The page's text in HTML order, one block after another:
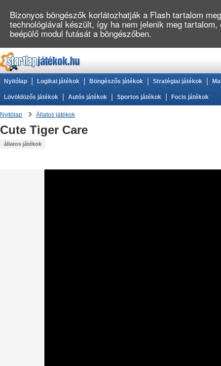
Nyitólap Logikai játékok Böngészős játékok Stratégiai játékok
Lövöldözős játékok Autós játékok Sportos játékok Focis játékok
Nyitólap Állatos játékok
Cute Tiger Care
állatos játékok
Bizonyos böngészők korlátozhatják a Flash tartalom
technológiával készült, így ha nem jelenik meg
beépülő modul futását a böngészőben.